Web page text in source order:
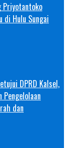
Priyotantoko
di Hulu Sungai
DPRD Kalsel,
Pengelolaan
dan